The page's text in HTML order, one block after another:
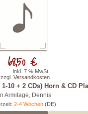
10 + 2 CDs) Horn & CD
Armitage, Dennis
2-4 Wochen(DE)
68,50 €
inkl. 7 % MwSt.
zzgl. Versandkosten